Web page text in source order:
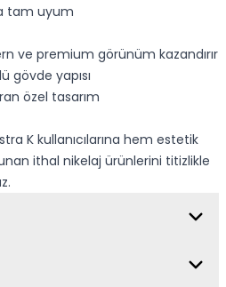
tam uyum
ve premium görünüm kazandırır
gövde yapısı
özel tasarım
K kullanıcılarına hem estetik
ithal nikelaj ürünlerini titizlikle